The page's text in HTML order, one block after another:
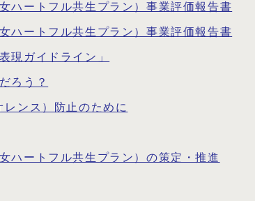
ハートフル共生プラン）事業評価報告書
ハートフル共生プラン）事業評価報告書
現ガイドライン」
ろう？
ンス）防止のために
ハートフル共生プラン）の策定・推進